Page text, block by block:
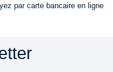
par carte bancaire en ligne